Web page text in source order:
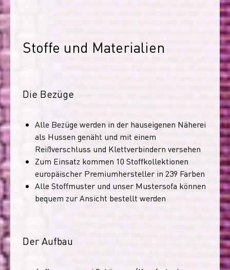
Stoffe und Materialien
Die Bezüge
Alle Bezüge werden in der hauseigenen Näherei
als Hussen genäht und mit einem
Reißverschluss und Klettverbindern versehen
Zum Einsatz kommen 10 Stoffkollektionen
europäischer Premiumhersteller in 239 Farben
Alle Stoffmuster und unser Mustersofa können
bequem zur Ansicht bestellt werden
Der Aufbau